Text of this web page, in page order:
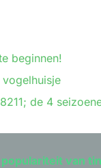
beginnen!
de 4
van